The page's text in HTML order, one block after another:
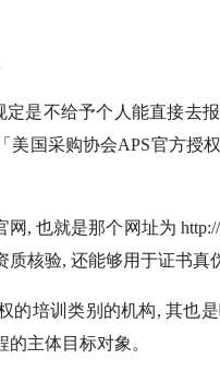
定是不给予个人能直接去
美国采购协会APS官方授
, 也就是那个网址为
核验, 还能够用于证书真
的培训类别的机构, 其也
主体目标对象。